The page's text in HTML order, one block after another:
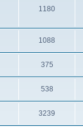
1180
1088
375
538
3239